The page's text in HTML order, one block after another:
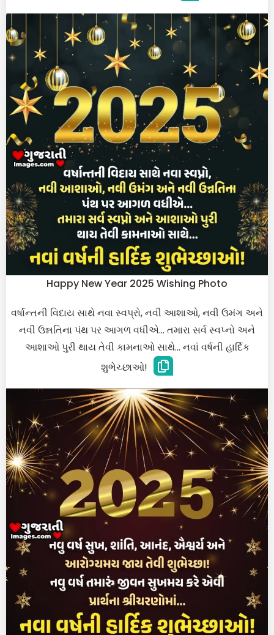
Happy New Year 2025 Wishing Photo
વર્ષાન્તની વિદાય સાથે નવા સ્વપ્રો, નવી આશાઓ, નવી ઉમંગ અને
નવી ઉન્નતિના પંથ પર આગળ વધીએ… તમારા સર્વ સ્વપ્નો અને
આશાઓ પુરી થાય તેવી કામનાઓ સાથે… નવાં વર્ષની હાર્દિક
શુભેચ્છાઓ!